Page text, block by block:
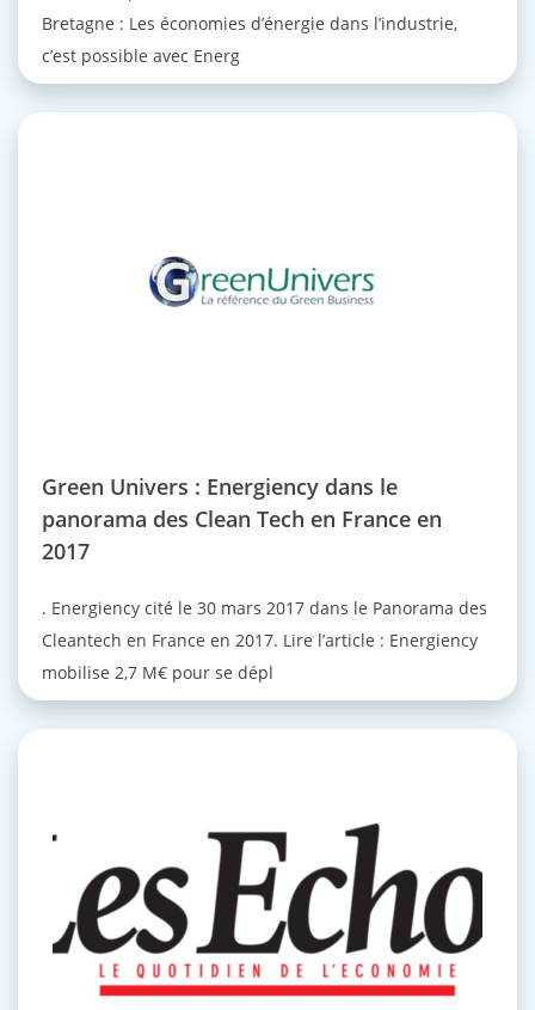
Bretagne : Les économies d’énergie dans l’industrie,
c’est possible avec Energ
Green Univers : Energiency dans le
panorama des Clean Tech en France en
2017
. Energiency cité le 30 mars 2017 dans le Panorama des
Cleantech en France en 2017. Lire l’article : Energiency
mobilise 2,7 M€ pour se dépl